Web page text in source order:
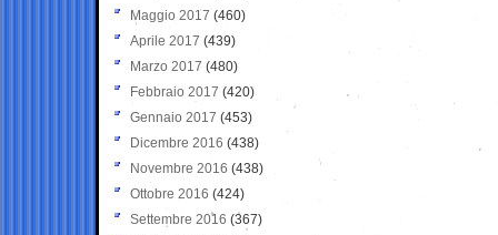
Maggio 2017 (460)
Aprile 2017 (439)
Marzo 2017 (480)
Febbraio 2017 (420)
Gennaio 2017 (453)
Dicembre 2016 (438)
Novembre 2016 (438)
Ottobre 2016 (424)
Settembre 2016 (367)